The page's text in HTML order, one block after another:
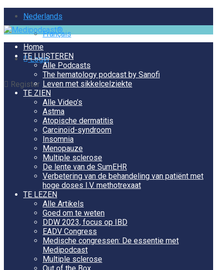
Nederlands
Français
Login
Register
Home
TE LUISTEREN
Alle Podcasts
The hematology podcast by Sanofi
Leven met sikkelcelziekte
TE ZIEN
Alle Video’s
Astma
Atopische dermatitis
Carcinoïd-syndroom
Insomnia
Menopauze
Multiple sclerose
De lente van de SumEHR
Verbetering van de behandeling van patiënt met
hoge doses I.V. methotrexaat
TE LEZEN
Alle Artikels
Goed om te weten
DDW 2023, focus op IBD
EADV Congress
Medische congressen: De essentie met
Medipodcast
Multiple sclerose